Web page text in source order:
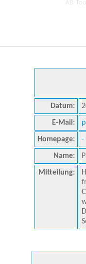
Datum:
E-Mail:
Homepage: -
Name:
Mitteilung: